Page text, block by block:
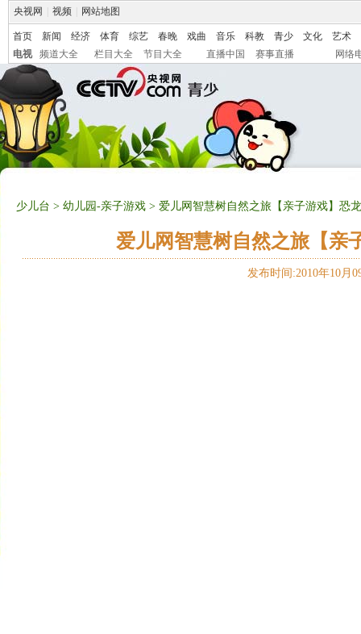
央视网 视频 网站地图
首页 新闻 经济 体育 综艺 春晚 戏曲 音乐 科教 青少 文化
艺术
电视
频道大全 栏目大全 节目大全 直播中国 赛事直播 网络
少儿台 > 幼儿园-亲子游戏 > 爱儿网智慧树自然之旅【亲子游戏】恐
爱儿网智慧树自然之旅【亲
发布时间:2010年10月